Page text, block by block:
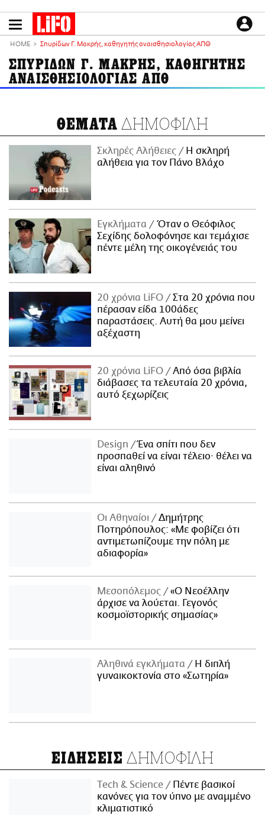
το
κυρίως
LIFO SHOP
NEWSLETTER
ΜΙΚΡΟΠΡΑΓΜΑΤΑ
THE GOOD LIFO
LIFOLAND
CITY GUIDE
ΑΜΠΑ
PRINT
ΕΙΔΗΣΕΙΣ
CULTURE
ΑΠΟΨΕΙΣ
PODCASTS
Plus
HOME Σπυρίδων Γ. Μακρής, καθηγητής αναισθησιολογίας ΑΠΘ
ΣΠΥΡΙΔΩΝ Γ. ΜΑΚΡΗΣ, ΚΑΘΗΓΗΤΗΣ
ΑΝΑΙΣΘΗΣΙΟΛΟΓΙΑΣ ΑΠΘ
ΘΕΜΑΤΑ ΔΗΜΟΦΙΛΗ
Σκληρές Αλήθειες
H σκληρή
αλήθεια για τον Πάνο Βλάχο
Εγκλήματα
Όταν ο Θεόφιλος
Σεχίδης δολοφόνησε και τεμάχισε
πέντε μέλη της οικογένειάς του
20 χρόνια LiFO
Στα 20 χρόνια που
πέρασαν είδα 100άδες
παραστάσεις. Αυτή θα μου μείνει
αξέχαστη
20 χρόνια LiFO
Από όσα βιβλία
διάβασες τα τελευταία 20 χρόνια,
αυτό ξεχωρίζεις
Design
Ένα σπίτι που δεν
προσπαθεί να είναι τέλειο· θέλει να
είναι αληθινό
Οι Αθηναίοι
Δημήτρης
Ποτηρόπουλος: «Με φοβίζει ότι
αντιμετωπίζουμε την πόλη με
αδιαφορία»
Μεσοπόλεμος
«Ο Νεοέλλην
άρχισε να λούεται. Γεγονός
κοσμοϊστορικής σημασίας»
Αληθινά εγκλήματα
Η διπλή
γυναικοκτονία στο «Σωτηρία»
ΕΙΔΗΣΕΙΣ ΔΗΜΟΦΙΛΗ
Τech & Science
Πέντε βασικοί
κανόνες για τον ύπνο με αναμμένο
κλιματιστικό